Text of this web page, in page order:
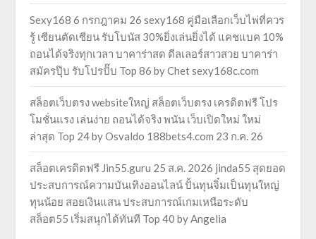
Sexy168 6 กรกฎาคม 26 sexy168 คู่มือเลือกเว็บไพ่ที่ควร
รู้ เซียนตัดเซียน รับโบนัส 30%ยิ่งเล่นยิ่งได้ แคชแบค 10%
ถอนได้จริงทุกเวลา บาคาร่าสด ดีลเลอร์สาวสวย บาคาร่า
สมัครปุ๊บ รับโปรปั๊บ Top 86 by Chet sexy168c.com
สล็อตเว็บตรง websiteใหญ่ สล็อตเว็บตรง เครดิตฟรี โปร
โมชั่นแรง เล่นง่าย ถอนได้จริง พนัน เว็บเปิดใหม่ ใหม่
ล่าสุด Top 24 by Osvaldo 188bets4.com 23 ก.ค. 26
สล็อตเครดิตฟรี Jin55.guru 25 ส.ค. 2026 jinda55 สุดยอด
ประสบการณ์ความบันเทิงออนไลน์ ปั้นทุนจิ๋มเป็นทุนใหญ่
ทุนน้อย สอยเงินแสน ประสบการณ์เกมเหนือระดับ
สล็อต55 เริ่มสนุกได้ทันที Top 40 by Angelia